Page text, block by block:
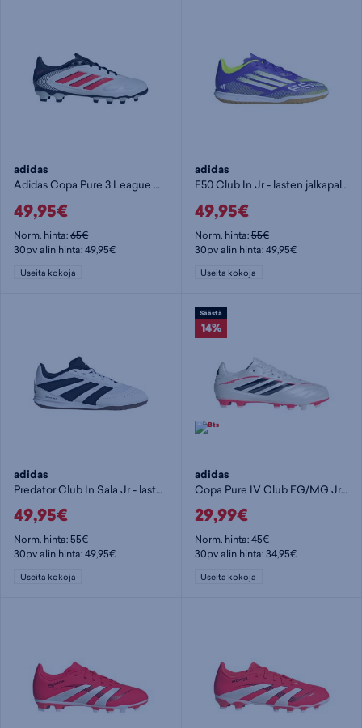
adidas
Adidas Copa Pure 3 League Multi-Ground Boots Kids - lasten jalkapallokengät
49,95€
Norm. hinta:65€
30pv alin hinta: 49,95€
Useita kokoja
adidas
F50 Club In Jr - lasten jalkapallokengät (IC)
49,95€
Norm. hinta:55€
30pv alin hinta: 49,95€
Useita kokoja
adidas
Predator Club In Sala Jr - lasten jalkapallokengät (IC)
49,95€
Norm. hinta:55€
30pv alin hinta: 49,95€
Useita kokoja
Säästä
14%
adidas
Copa Pure IV Club FG/MG Jr - lasten jalkapallokengät (FG)
29,99€
Norm. hinta:45€
30pv alin hinta: 34,95€
Useita kokoja